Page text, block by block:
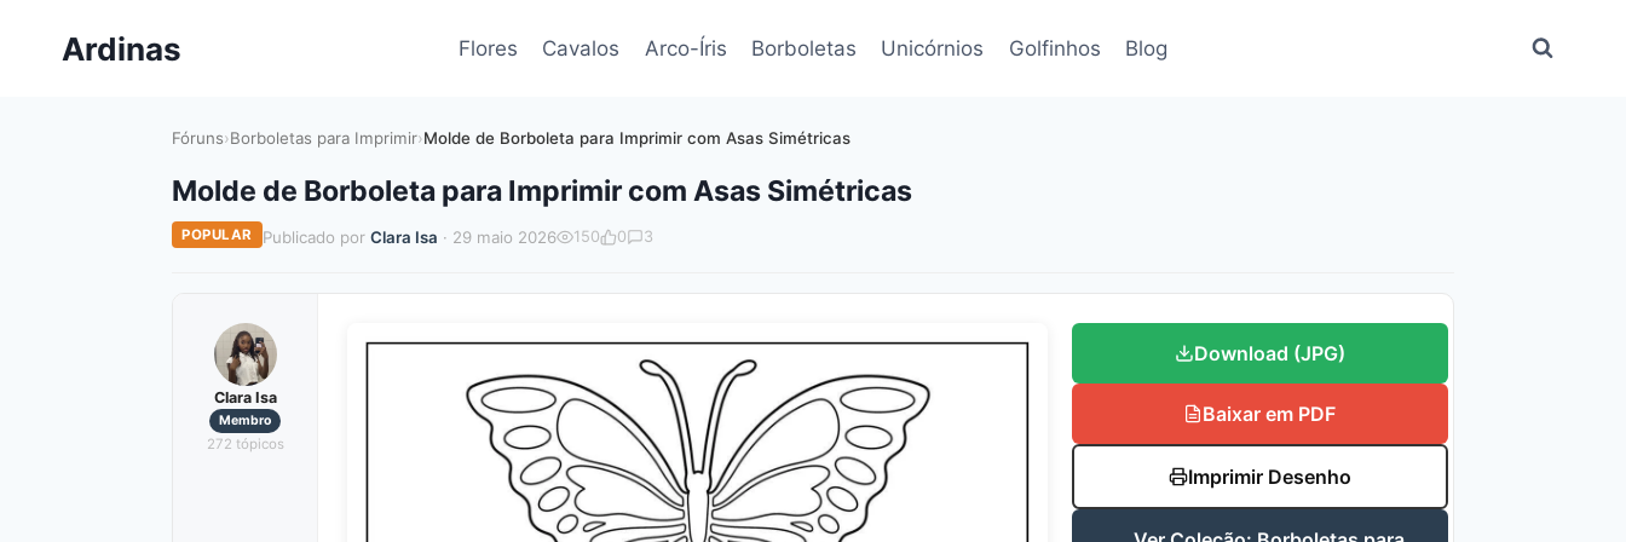
Ardinas Flores Cavalos Arco-Íris Borboletas Unicórnios Golfinhos Blog
Fóruns›Borboletas para Imprimir›Molde de Borboleta para Imprimir com Asas Simétricas
Molde de Borboleta para Imprimir com Asas Simétricas
POPULAR Publicado por Clara Isa · 29 maio 2026 150 0 3
Clara Isa
Membro
272 tópicos
Download (JPG)
Baixar em PDF
Imprimir Desenho